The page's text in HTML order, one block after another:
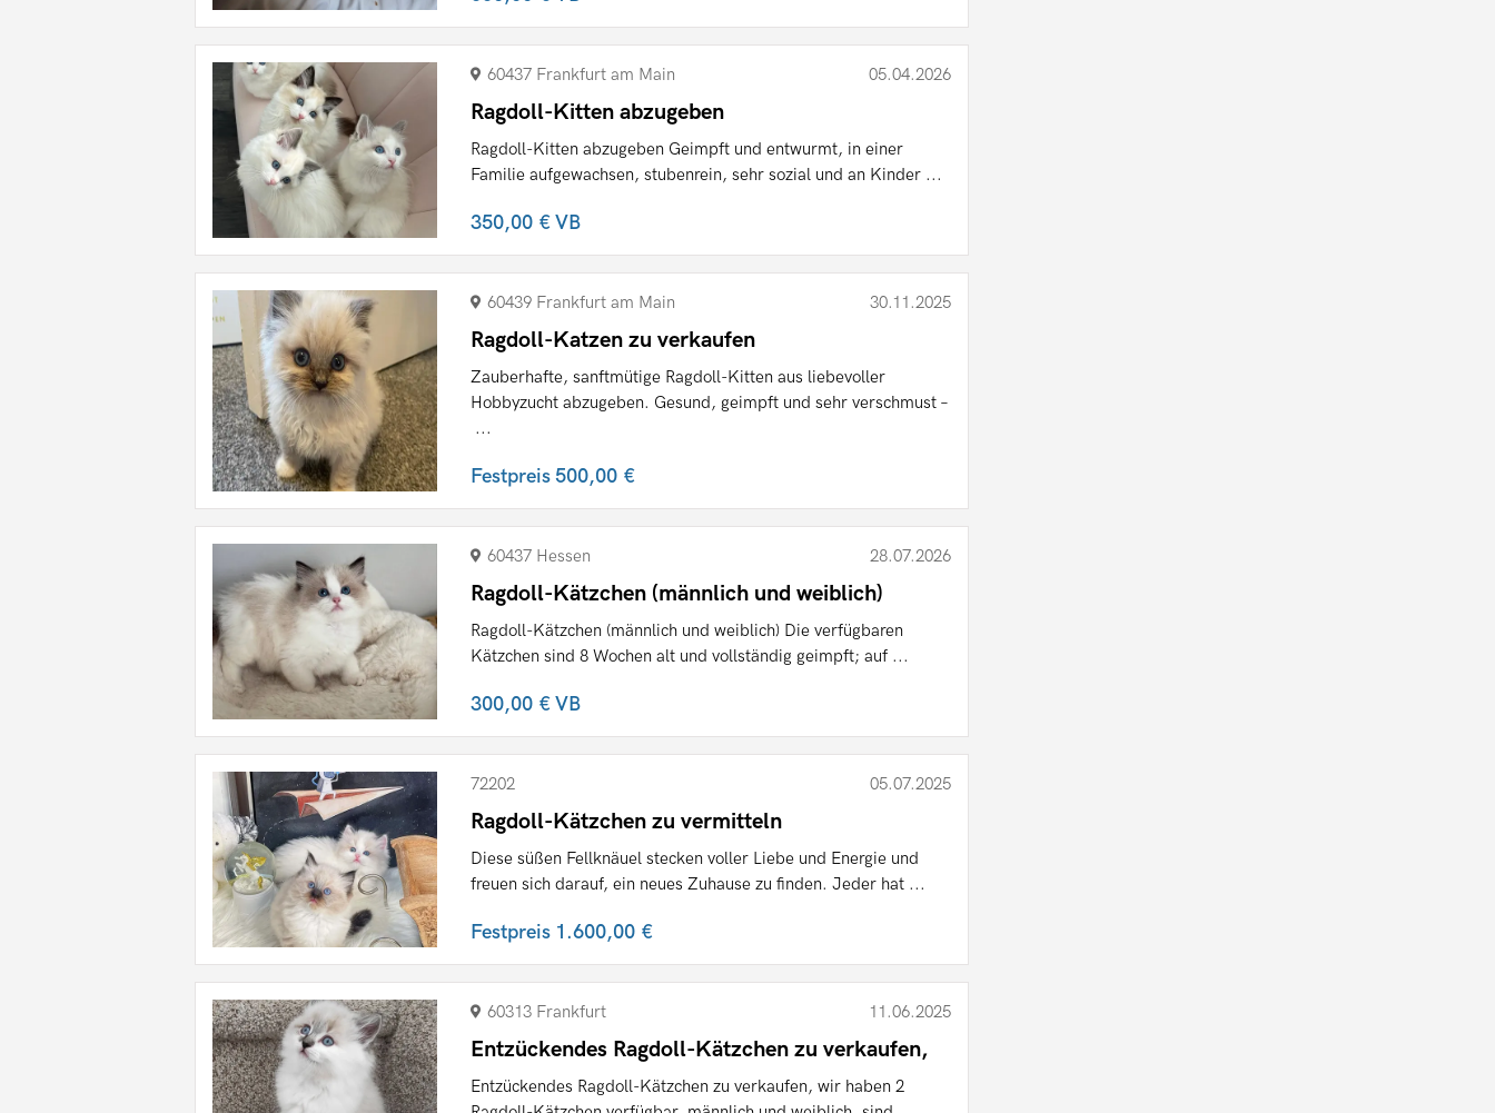
60437 Frankfurt am Main 05.04.2026
Ragdoll-Kitten abzugeben
Ragdoll-Kitten abzugeben Geimpft und entwurmt, in einer
Familie aufgewachsen, stubenrein, sehr sozial und an Kinder ...
350,00 €VB
60439 Frankfurt am Main 30.11.2025
Ragdoll-Katzen zu verkaufen
Zauberhafte, sanftmütige Ragdoll-Kitten aus liebevoller
Hobbyzucht abzugeben. Gesund, geimpft und sehr verschmust –
...
Festpreis500,00 €
60437 Hessen 28.07.2026
Ragdoll-Kätzchen (männlich und weiblich)
Ragdoll-Kätzchen (männlich und weiblich) Die verfügbaren
Kätzchen sind 8 Wochen alt und vollständig geimpft; auf ...
300,00 €VB
72202 05.07.2025
Ragdoll-Kätzchen zu vermitteln
Diese süßen Fellknäuel stecken voller Liebe und Energie und
freuen sich darauf, ein neues Zuhause zu finden. Jeder hat ...
Festpreis 1.600,00 €
60313 Frankfurt 11.06.2025
Entzückendes Ragdoll-Kätzchen zu verkaufen,
Entzückendes Ragdoll-Kätzchen zu verkaufen, wir haben 2